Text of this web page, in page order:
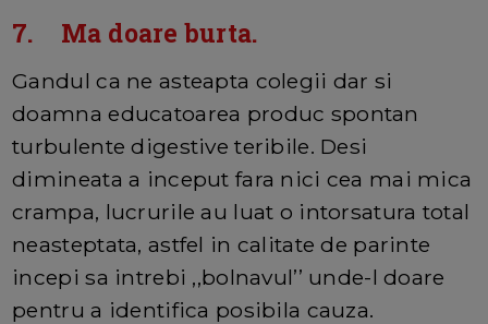
7. Ma doare burta.
Gandul ca ne asteapta colegii dar si
doamna educatoarea produc spontan
turbulente digestive teribile. Desi
dimineata a inceput fara nici cea mai mica
crampa, lucrurile au luat o intorsatura total
neasteptata, astfel in calitate de parinte
incepi sa intrebi ,,bolnavul’’ unde-l doare
pentru a identifica posibila cauza.